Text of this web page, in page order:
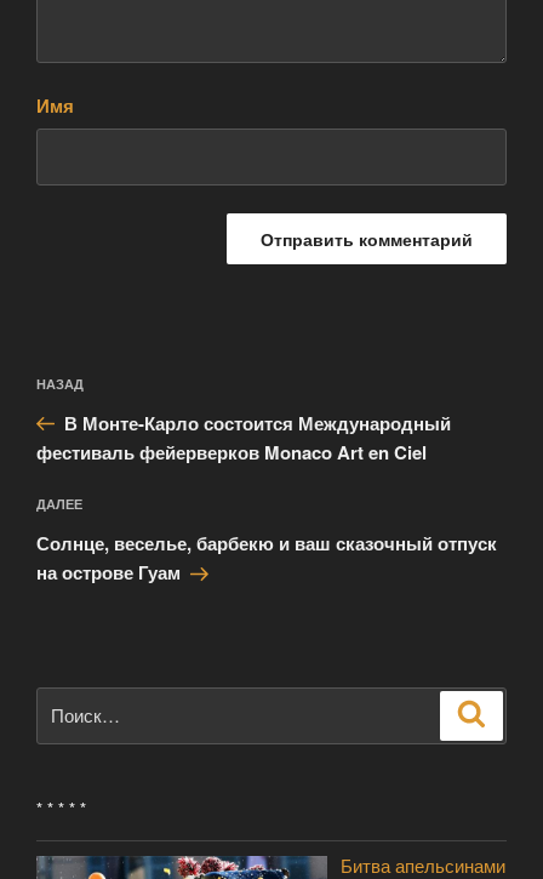
Имя
по
записям
Предыдущая
запись:
НАЗАД
В Монте-Карло состоится Международный
фестиваль фейерверков Monaco Art en Ciel
Следующая
запись
ДАЛЕЕ
Солнце, веселье, барбекю и ваш сказочный отпуск
на острове Гуам
* * * * *
Битва апельсинами